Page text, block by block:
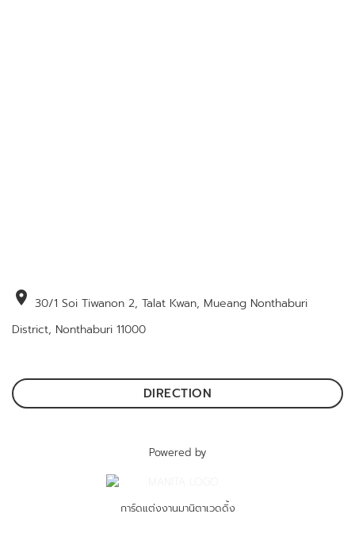
location_on 30/1 Soi Tiwanon 2, Talat Kwan, Mueang Nonthaburi
District, Nonthaburi 11000
DIRECTION
Powered by
การ์ดแต่งงานมานิตาเวดดิ้ง